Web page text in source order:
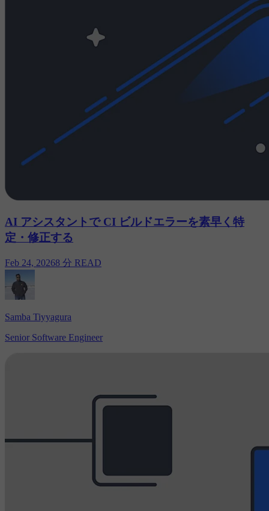
AI アシスタントで CI ビルドエラーを素早く特
定・修正する
Feb 24, 20268 分 READ
Samba Tiyyagura
Senior Software Engineer